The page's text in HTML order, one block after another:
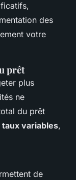
des
votre
prêt
plus
ne
du prêt
taux variables,
de